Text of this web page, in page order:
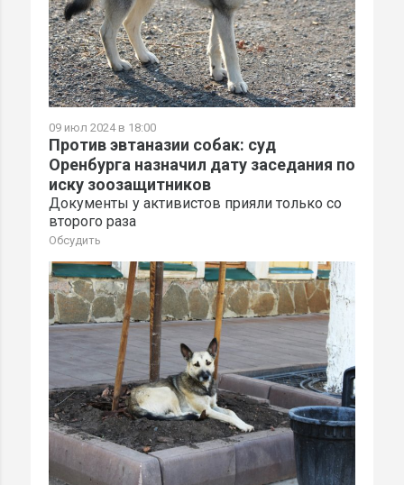
09 июл 2024 в 18:00
Против эвтаназии собак: суд
Оренбурга назначил дату заседания по
иску зоозащитников
Документы у активистов прияли только со
второго раза
Обсудить